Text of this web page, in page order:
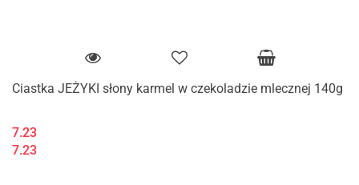
Ciastka JEŻYKI słony karmel w czekoladzie mlecznej 140g
7.23
7.23